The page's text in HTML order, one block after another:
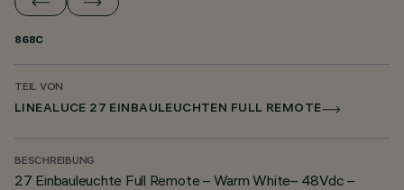
868C
TEIL VON
LINEALUCE 27 EINBAULEUCHTEN FULL REMOTE
BESCHREIBUNG
27 Einbauleuchte Full Remote – Warm White– 48Vdc –